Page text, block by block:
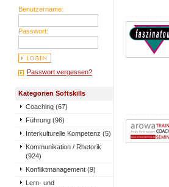
Benutzername:
Passwort:
Passwort vergessen?
Kategorien Softskills
Coaching (67)
Führung (96)
Interkulturelle Kompetenz (5)
Kommunikation / Rhetorik
(924)
Konfliktmanagement (9)
Lern- und